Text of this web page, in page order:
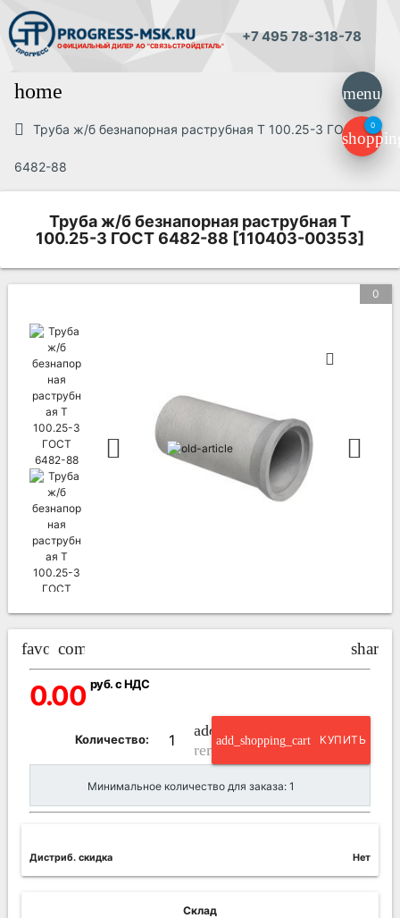
ОФИЦИАЛЬНЫЙ ДИЛЕР АО "СВЯЗЬСТРОЙДЕТАЛЬ"
+7 495 78-318-78
menu
0
home
Труба ж/б безнапорная раструбная Т 100.25-3 ГОСТ
6482-88
Труба ж/б безнапорная раструбная Т
100.25-3 ГОСТ 6482-88 [110403-00353]
0
favorite_border
compare_arrows share
0.00 руб. с НДС
Количество:
add_circle_outline
remove_circle_outline
add_shopping_cart КУПИТЬ
Минимальное количество для заказа: 1
Дистриб. скидка Нет
Склад